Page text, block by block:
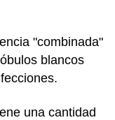
"combinada"
blancos
una cantidad